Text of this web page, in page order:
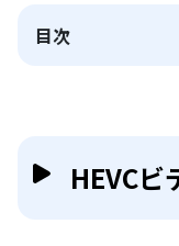
目次
HEVCビ